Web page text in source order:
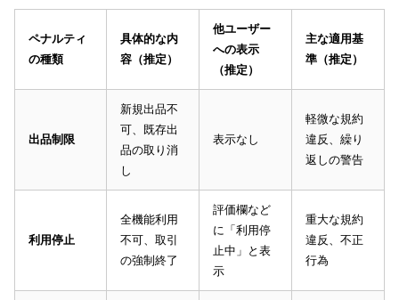
ペナルティ
の種類
具体的な内
容（推定）
他ユーザー
への表示
（推定）
主な適用基
準（推定）
出品制限
新規出品不
可、既存出
品の取り消
し
表示なし
軽微な規約
違反、繰り
返しの警告
利用停止
全機能利用
不可、取引
の強制終了
評価欄など
に「利用停
止中」と表
示
重大な規約
違反、不正
行為